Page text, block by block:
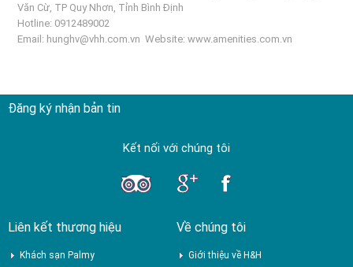
Văn Cừ, TP Quy Nhơn, Tỉnh Bình Định
Hotline: 0912489002
Email: hunghv@vhh.com.vn Website:www.amenities.com.vn
Đăng ký nhận bản tin
Kết nối với chúng tôi
Liên kết thương hiệu
Khách sạn Palmy
Về chúng tôi
Giới thiệu về H&H